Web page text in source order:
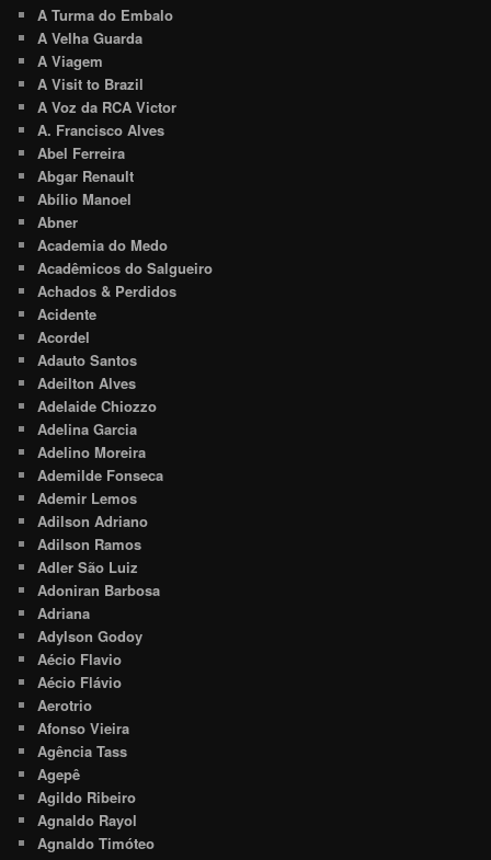
A Turma do Embalo
A Velha Guarda
A Viagem
A Visit to Brazil
A Voz da RCA Victor
A. Francisco Alves
Abel Ferreira
Abgar Renault
Abílio Manoel
Abner
Academia do Medo
Acadêmicos do Salgueiro
Achados & Perdidos
Acidente
Acordel
Adauto Santos
Adeilton Alves
Adelaide Chiozzo
Adelina Garcia
Adelino Moreira
Ademilde Fonseca
Ademir Lemos
Adilson Adriano
Adilson Ramos
Adler São Luiz
Adoniran Barbosa
Adriana
Adylson Godoy
Aécio Flavio
Aécio Flávio
Aerotrio
Afonso Vieira
Agência Tass
Agepê
Agildo Ribeiro
Agnaldo Rayol
Agnaldo Timóteo